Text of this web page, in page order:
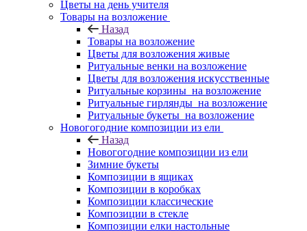
Цветы на день учителя
Товары на возложение
Назад
Товары на возложение
Цветы для возложения живые
Ритуальные венки на возложение
Цветы для возложения искусственные
Ритуальные корзины на возложение
Ритуальные гирлянды на возложение
Ритуальные букеты на возложение
Новогогодние композиции из ели
Назад
Новогогодние композиции из ели
Зимние букеты
Композиции в ящиках
Композиции в коробках
Композиции классические
Композиции в стекле
Композиции елки настольные